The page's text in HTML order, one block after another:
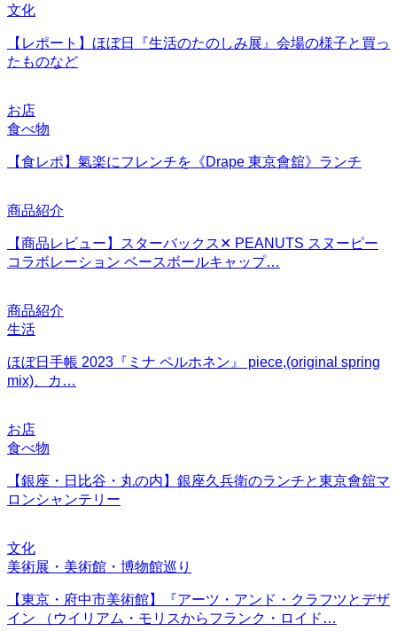
文化
【レポート】ほぼ日『生活のたのしみ展』会場の様子と買っ
たものなど
お店
食べ物
【食レポ】氣楽にフレンチを《Drape 東京會舘》ランチ
商品紹介
【商品レビュー】スターバックス✕ PEANUTS スヌーピー
コラボレーション ベースボールキャップ…
商品紹介
生活
ほぼ日手帳 2023『ミナ ペルホネン』 piece,(original spring
mix)、カ…
お店
食べ物
【銀座・日比谷・丸の内】銀座久兵衛のランチと東京會舘マ
ロンシャンテリー
文化
美術展・美術館・博物館巡り
【東京・府中市美術館】『アーツ・アンド・クラフツとデザ
イン （ウイリアム・モリスからフランク・ロイド…